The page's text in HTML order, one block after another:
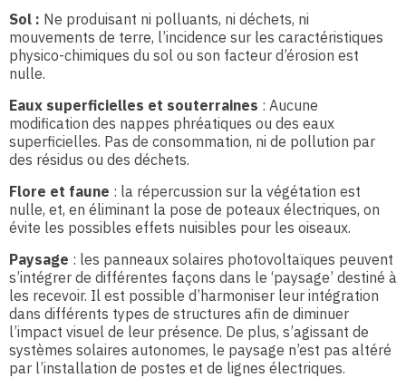
Sol : Ne produisant ni polluants, ni déchets, ni
mouvements de terre, l’incidence sur les caractéristiques
physico-chimiques du sol ou son facteur d’érosion est
nulle.
Eaux superficielles et souterraines : Aucune
modification des nappes phréatiques ou des eaux
superficielles. Pas de consommation, ni de pollution par
des résidus ou des déchets.
Flore et faune : la répercussion sur la végétation est
nulle, et, en éliminant la pose de poteaux électriques, on
évite les possibles effets nuisibles pour les oiseaux.
Paysage : les panneaux solaires photovoltaïques peuvent
s’intégrer de différentes façons dans le ‘paysage’ destiné à
les recevoir. Il est possible d’harmoniser leur intégration
dans différents types de structures afin de diminuer
l’impact visuel de leur présence. De plus, s’agissant de
systèmes solaires autonomes, le paysage n’est pas altéré
par l’installation de postes et de lignes électriques.